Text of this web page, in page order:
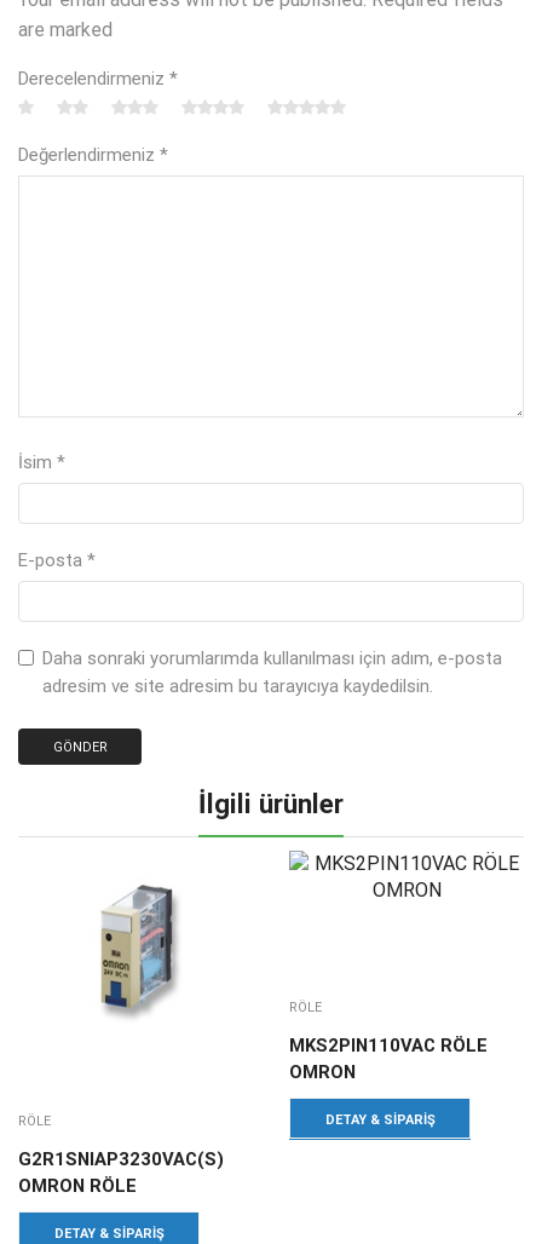
are marked
Derecelendirmeniz *
Değerlendirmeniz *
İsim *
E-posta *
Daha sonraki yorumlarımda kullanılması için adım, e-posta
adresim ve site adresim bu tarayıcıya kaydedilsin.
İlgili ürünler
RÖLE
G2R1SNIAP3230VAC(S)
OMRON RÖLE
DETAY & SIPARIŞ
RÖLE
MKS2PIN110VAC RÖLE
OMRON
DETAY & SIPARIŞ